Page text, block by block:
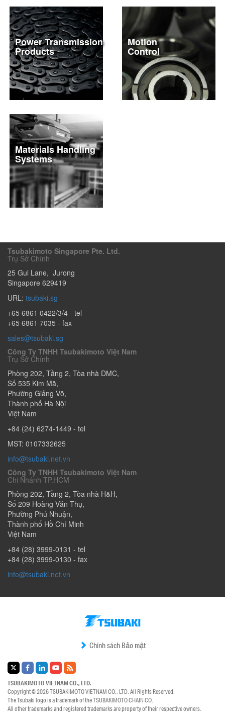
Power Transmission
Products
Motion
Control
Materials Handling
Systems
Tsubakimoto Singapore Pte. Ltd.
Trụ Sở Chính
25 Gul Lane, Jurong
Singapore 629419
URL: tsubaki.sg
+65 6861 0422/3/4 - tel
+65 6861 7035 - fax
sales@tsubaki.sg
Công Ty TNHH Tsubakimoto Việt Nam
Trụ Sở Chính
Phòng 202, Tầng 2, Tòa nhà DMC,
Số 535 Kim Mã,
Phường Giảng Võ,
Thành phố Hà Nội
Việt Nam
+84 (24) 6274-1449 - tel
MST: 0107332625
info@tsubaki.net.vn
Công Ty TNHH Tsubakimoto Việt Nam
Chi Nhánh TP.HCM
Phòng 202, Tầng 2, Tòa nhà H&H,
Số 209 Hoàng Văn Thụ,
Phường Phú Nhuận,
Thành phố Hồ Chí Minh
Việt Nam
+84 (28) 3999-0131 - tel
+84 (28) 3999-0130 - fax
info@tsubaki.net.vn
Chính sách Bảo mật
TSUBAKIMOTO VIETNAM CO., LTD.
Copyright © 2026TSUBAKIMOTO VIETNAM CO., LTD.All Rights Reserved.
The Tsubaki logo is a trademark of theTSUBAKIMOTO CHAIN CO.
All other trademarks and registered trademarks are property of their respective owners.